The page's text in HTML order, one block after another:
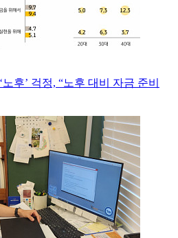
노후’ 걱정, “노후 대비 자금 준비